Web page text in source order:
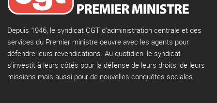
Depuis 1946, le syndicat CGT d'administration centrale et des
services du Premier ministre oeuvre avec les agents pour
défendre leurs revendications. Au quotidien, le syndicat
s'investit à leurs côtés pour la défense de leurs droits, de leurs
missions mais aussi pour de nouvelles conquêtes sociales.